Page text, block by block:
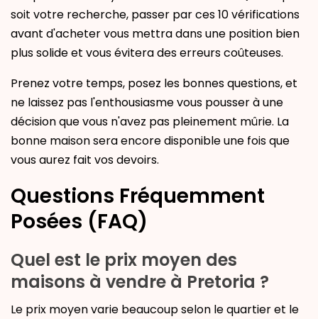
soit votre recherche, passer par ces 10 vérifications
avant d'acheter vous mettra dans une position bien
plus solide et vous évitera des erreurs coûteuses.
Prenez votre temps, posez les bonnes questions, et
ne laissez pas l'enthousiasme vous pousser à une
décision que vous n'avez pas pleinement mûrie. La
bonne maison sera encore disponible une fois que
vous aurez fait vos devoirs.
Questions Fréquemment
Posées (FAQ)
Quel est le prix moyen des
maisons à vendre à Pretoria ?
Le prix moyen varie beaucoup selon le quartier et le